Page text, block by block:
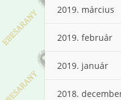
2019. március
2019. február
2019. január
2018.